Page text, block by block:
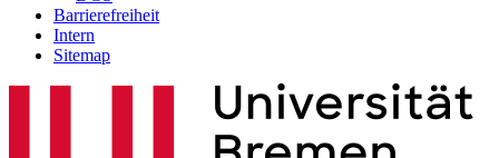
Barrierefreiheit
Intern
Sitemap